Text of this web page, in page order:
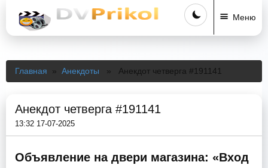
Меню
Главная » Анекдоты » Анекдот четверга #191141
Анекдот четверга #191141
13:32 17-07-2025
Объявление на двери магазина: «Вход